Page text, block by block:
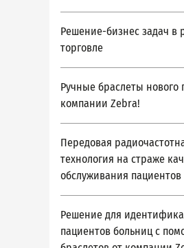
Решение-бизнес задач в
торговле
Ручные браслеты нового
компании Zebra!
Передовая
технология на страже
обслуживания пациентов
Решение для
пациентов больниц с